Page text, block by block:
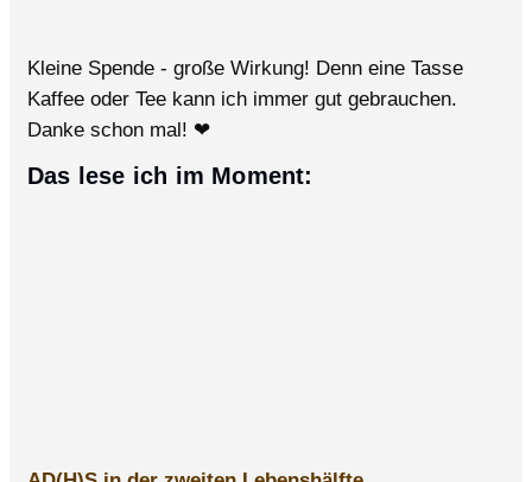
Kleine Spende - große Wirkung! Denn eine Tasse
Kaffee oder Tee kann ich immer gut gebrauchen.
Danke schon mal! ❤
Das lese ich im Moment: